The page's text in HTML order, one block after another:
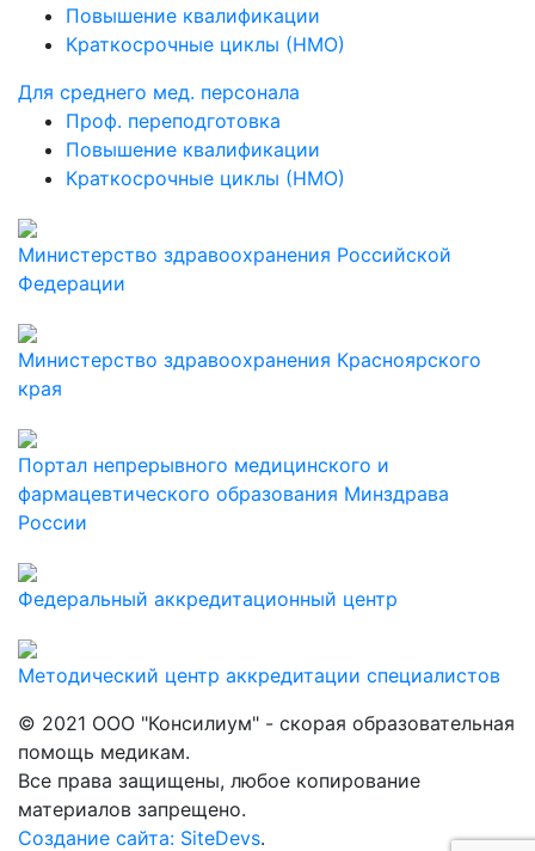
Повышение квалификации
Краткосрочные циклы (НМО)
Для среднего мед. персонала
Проф. переподготовка
Повышение квалификации
Краткосрочные циклы (НМО)
Министерство здравоохранения Российской
Федерации
Министерство здравоохранения Красноярского
края
Портал непрерывного медицинского и
фармацевтического образования Минздрава
России
Федеральный аккредитационный центр
Методический центр аккредитации специалистов
© 2021 ООО "Консилиум" - скорая образовательная
помощь медикам.
Все права защищены, любое копирование
материалов запрещено.
Создание сайта: SiteDevs.